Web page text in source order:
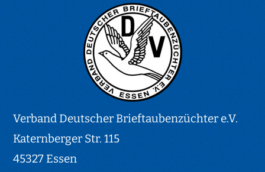
Verband Deutscher Brieftaubenzüchter e.V.
Katernberger Str. 115
45327 Essen